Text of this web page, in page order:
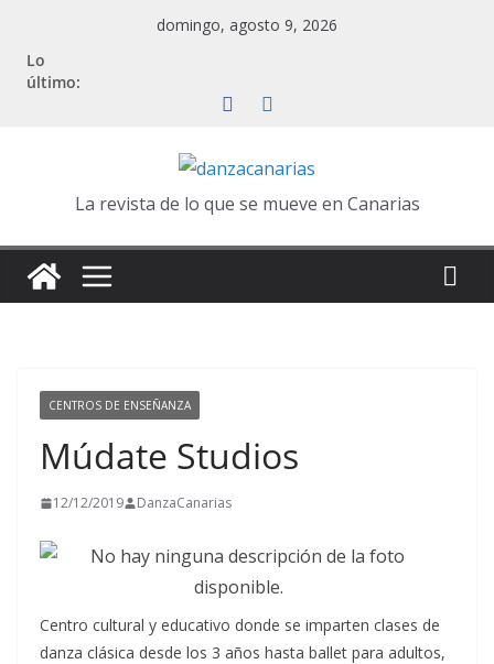
contenido
domingo, agosto 9, 2026
Lo
último:
La revista de lo que se mueve en Canarias
CENTROS DE ENSEÑANZA
Múdate Studios
12/12/2019 DanzaCanarias
Centro cultural y educativo donde se imparten clases de
danza clásica desde los 3 años hasta ballet para adultos,